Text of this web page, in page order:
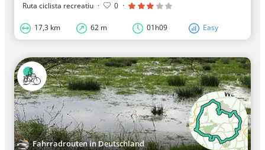
Ruta ciclista recreatiu · 0 ·
17,3 km 62 m 01h09 Easy
Fahrradrouten in Deutschland